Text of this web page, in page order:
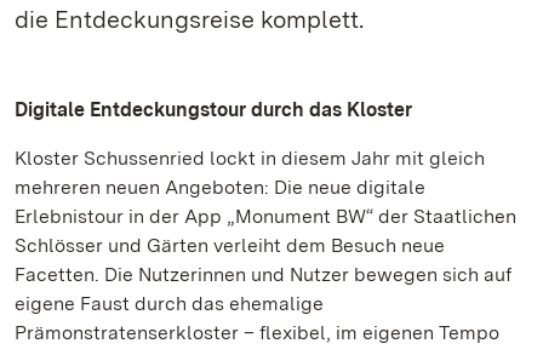
die Entdeckungsreise komplett.
Digitale Entdeckungstour durch das Kloster
Kloster Schussenried lockt in diesem Jahr mit gleich
mehreren neuen Angeboten: Die neue digitale
Erlebnistour in der App „Monument BW“ der Staatlichen
Schlösser und Gärten verleiht dem Besuch neue
Facetten. Die Nutzerinnen und Nutzer bewegen sich auf
eigene Faust durch das ehemalige
Prämonstratenserkloster – flexibel, im eigenen Tempo